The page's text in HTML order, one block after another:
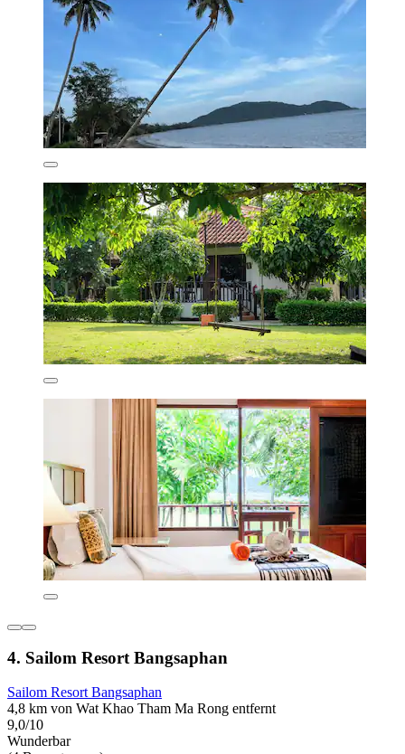
4. Sailom Resort Bangsaphan
Sailom Resort Bangsaphan
4,8 km von Wat Khao Tham Ma Rong entfernt
9,0/10
Wunderbar